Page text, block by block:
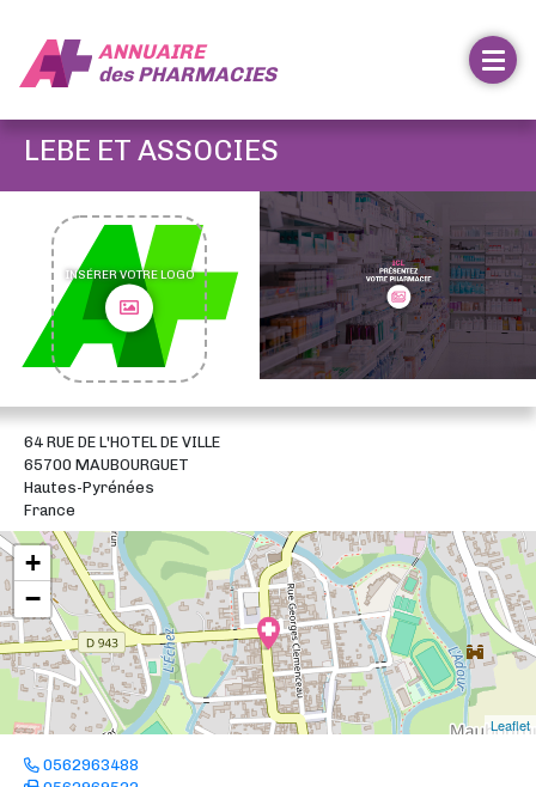
ANNUAIRE
desPHARMACIES
LEBE ET ASSOCIES
INSÉRER VOTRE LOGO
64 RUE DE L'HOTEL DE VILLE
65700 MAUBOURGUET
Hautes-Pyrénées
France
+
−
Leaflet
0562963488